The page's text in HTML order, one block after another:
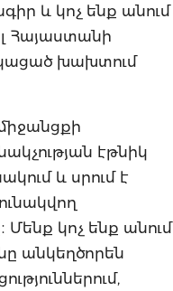
և կոչ ենք անում
Հայաստանի
խախտում
էթնիկ
և սրում է
կոչ ենք անում
անկեղծորեն